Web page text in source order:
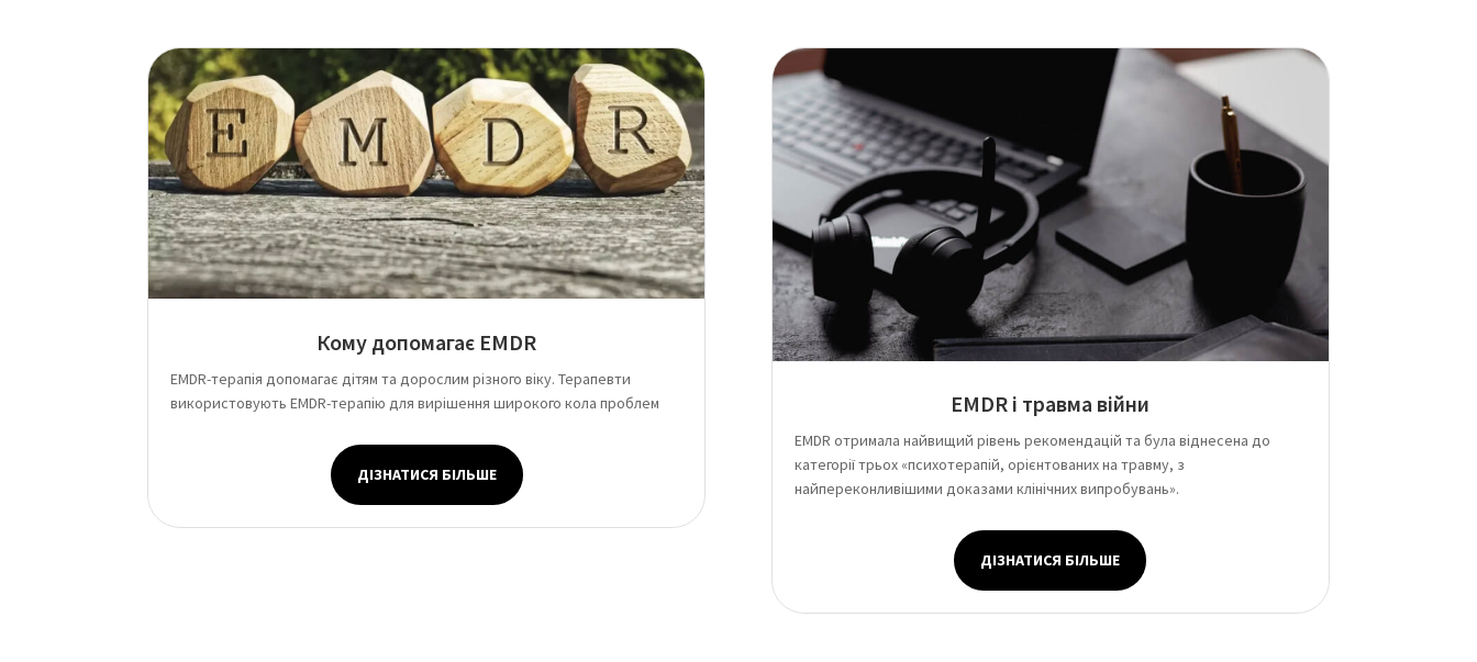
Кому допомагає EMDR
EMDR-терапія допомагає дітям та дорослим різного віку. Терапевти
використовують EMDR-терапію для вирішення широкого кола проблем
ДІЗНАТИСЯ БІЛЬШЕ
EMDR і травма війни
EMDR отримала найвищий рівень рекомендацій та була віднесена до
категорії трьох «психотерапій, орієнтованих на травму, з
найпереконливішими доказами клінічних випробувань».
ДІЗНАТИСЯ БІЛЬШЕ